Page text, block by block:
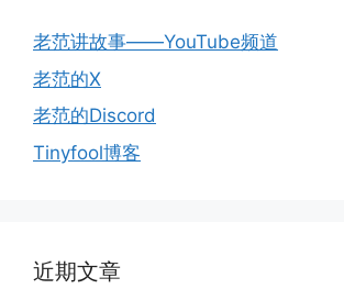
老范讲故事——YouTube频道
老范的X
老范的Discord
Tinyfool博客
近期文章